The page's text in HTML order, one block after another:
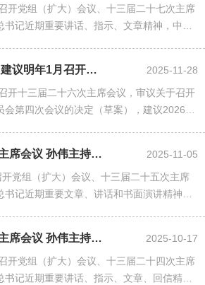
开党组（扩大）会议、十三届二十七次主席
记近期重要讲话、指示、文章精神，中央
省政协召开主席会议 建议明年1月召开省政协十三届四次会议
2025-11-28
开十三届二十六次主席会议，审议关于召开
第四次会议的决定（草案），建议2026年
省政协召开党组会议主席会议 孙伟主持并讲话
2025-11-05
党组（扩大）会议、十三届二十五次主席
记近期重要文章、讲话和书面演讲精神，
省政协召开党组会议主席会议 孙伟主持并讲话
2025-10-17
开党组（扩大）会议、十三届二十四次主席
书记近期重要讲话、指示、文章、回信精